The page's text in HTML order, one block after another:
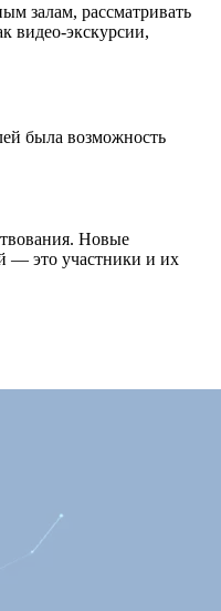
залам, рассматривать
видео-экскурсии,
была возможность
Новые
— это участники и их